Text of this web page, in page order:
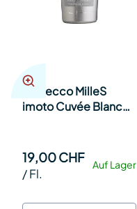
Prosecco MilleS
imoto Cuvée Blanc
Auf Lager
19,00 CHF
/Fl.